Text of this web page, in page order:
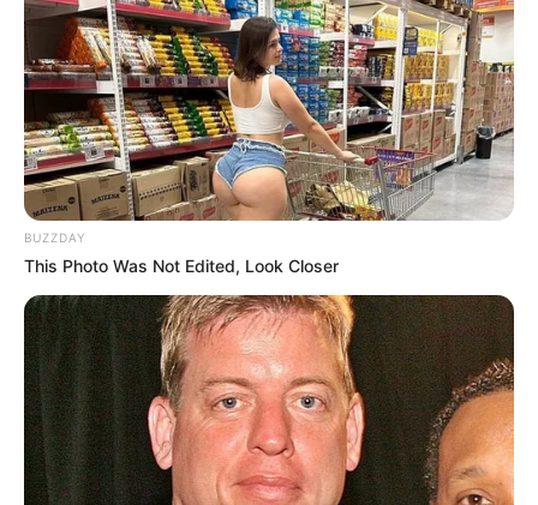
Shenina Cinnamon Megan Domani
Beby Tsabina Salshabilla Adriani
BUZZDAY
This Photo Was Not Edited, Look Closer